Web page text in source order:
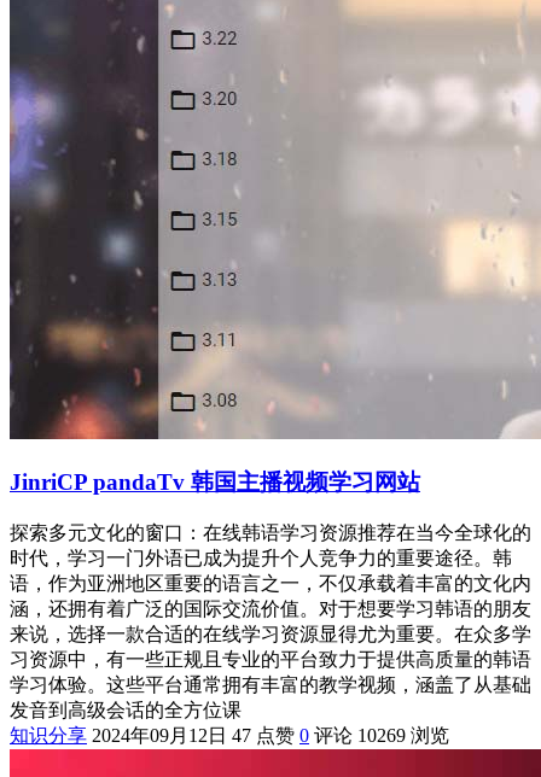
JinriCP pandaTv 韩国主播视频学习网站
探索多元文化的窗口：在线韩语学习资源推荐在当今全球化的
时代，学习一门外语已成为提升个人竞争力的重要途径。韩
语，作为亚洲地区重要的语言之一，不仅承载着丰富的文化内
涵，还拥有着广泛的国际交流价值。对于想要学习韩语的朋友
来说，选择一款合适的在线学习资源显得尤为重要。在众多学
习资源中，有一些正规且专业的平台致力于提供高质量的韩语
学习体验。这些平台通常拥有丰富的教学视频，涵盖了从基础
发音到高级会话的全方位课
知识分享 2024年09月12日 47 点赞 0 评论 10269 浏览